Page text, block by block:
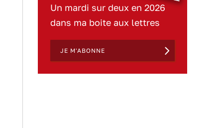
Un mardi sur deux en 2026
dans ma boite aux lettres
JE M'ABONNE